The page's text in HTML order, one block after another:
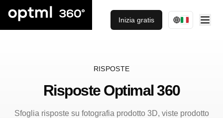
Inizia gratis
RISPOSTE
Risposte Optimal 360
Sfoglia risposte su fotografia prodotto 3D, viste prodotto